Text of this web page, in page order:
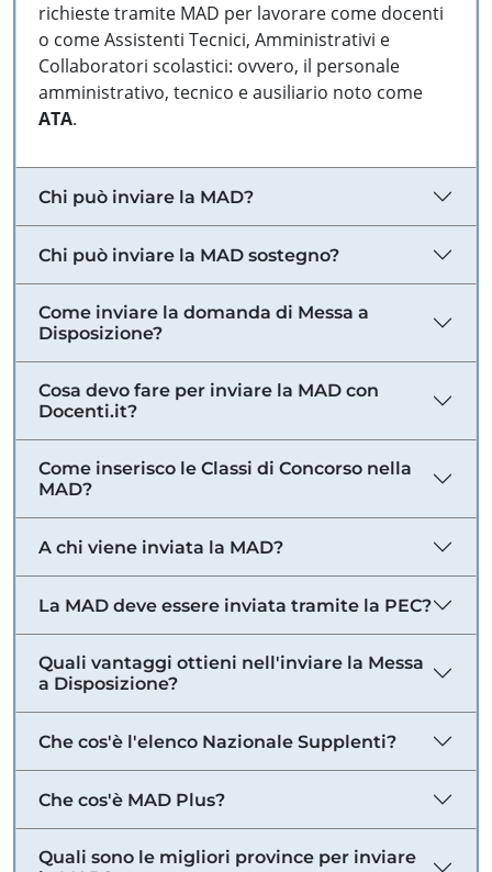
richieste tramite MAD per lavorare come docenti
o come Assistenti Tecnici, Amministrativi e
Collaboratori scolastici: ovvero, il personale
amministrativo, tecnico e ausiliario noto come
ATA.
Chi può inviare la MAD?
Chi può inviare la MAD sostegno?
Come inviare la domanda di Messa a
Disposizione?
Cosa devo fare per inviare la MAD con
Docenti.it?
Come inserisco le Classi di Concorso nella
MAD?
A chi viene inviata la MAD?
La MAD deve essere inviata tramite la PEC?
Quali vantaggi ottieni nell'inviare la Messa
a Disposizione?
Che cos'è l'elenco Nazionale Supplenti?
Che cos'è MAD Plus?
Quali sono le migliori province per inviare